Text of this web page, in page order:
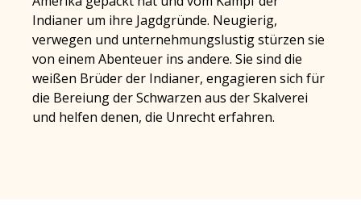
Indianer um ihre Jagdgründe. Neugierig,
verwegen und unternehmungslustig stürzen sie
von einem Abenteuer ins andere. Sie sind die
weißen Brüder der Indianer, engagieren sich für
die Bereiung der Schwarzen aus der Skalverei
und helfen denen, die Unrecht erfahren.